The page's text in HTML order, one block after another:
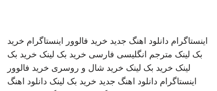
اینستاگرام دانلود اهنگ جدید خرید فالوور اینستاگرام خرید
بک لینک مترجم انگلیسی فارسی خرید بک لینک خرید بک
لینک خرید بک لینک خرید شال و روسری خرید فالوور
اینستاگرام دانلود اهنگ جدید خرید بک لینک دانلود اهنگ